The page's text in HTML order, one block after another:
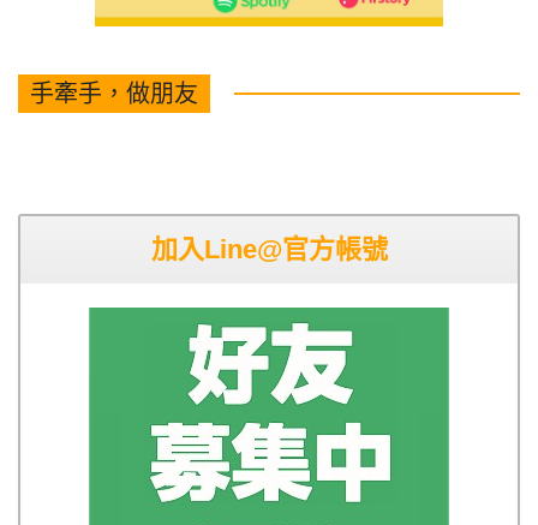
手牽手，做朋友
加入Line@官方帳號